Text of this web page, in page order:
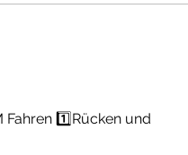
1️⃣Rücken und